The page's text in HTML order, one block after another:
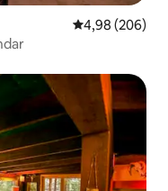
4,98 de uma
4,98 (206)